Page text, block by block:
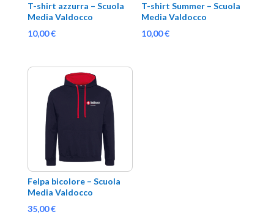
T-shirt azzurra – Scuola
Media Valdocco
10,00€
T-shirt Summer – Scuola
Media Valdocco
10,00€
Felpa bicolore – Scuola
Media Valdocco
35,00€